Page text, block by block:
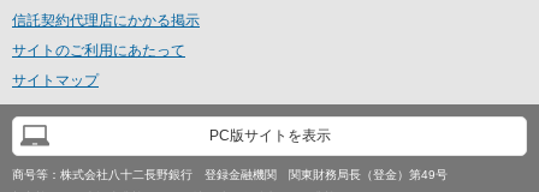
信託契約代理店にかかる掲示
サイトのご利用にあたって
サイトマップ
PC版サイトを表示
商号等： 株式会社八十二長野銀行 登録金融機関 関東財務局長（登金）第49号